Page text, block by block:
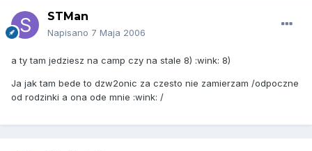
STMan
Napisano 7 Maja 2006
a ty tam jedziesz na camp czy na stale 8) :wink: 8)
Ja jak tam bede to dzw2onic za czesto nie zamierzam /odpoczne
od rodzinki a ona ode mnie :wink: /